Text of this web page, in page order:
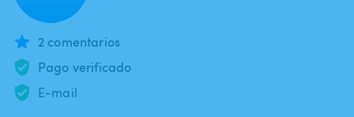
2 comentarios
Pago verificado
E-mail